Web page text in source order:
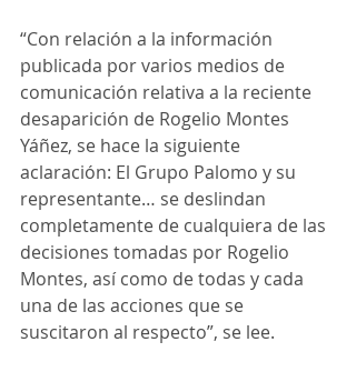
“Con relación a la información
publicada por varios medios de
comunicación relativa a la reciente
desaparición de Rogelio Montes
Yáñez, se hace la siguiente
aclaración: El Grupo Palomo y su
representante… se deslindan
completamente de cualquiera de las
decisiones tomadas por Rogelio
Montes, así como de todas y cada
una de las acciones que se
suscitaron al respecto”, se lee.